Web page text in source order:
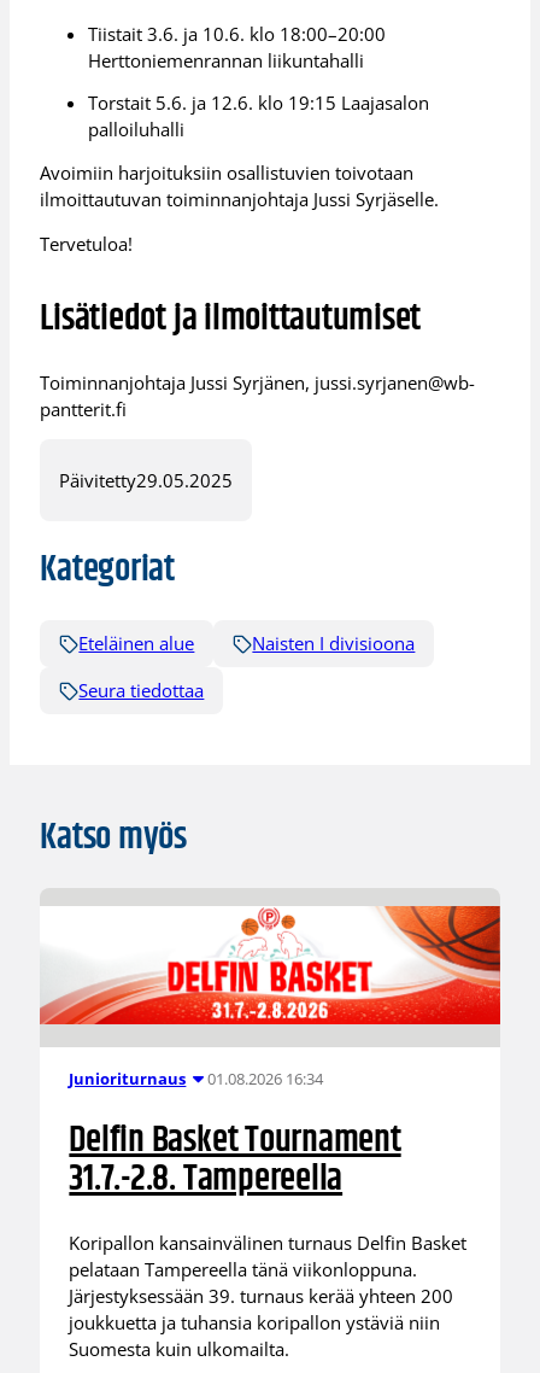
Tiistait 3.6. ja 10.6. klo 18:00–20:00
Herttoniemenrannan liikuntahalli
Torstait 5.6. ja 12.6. klo 19:15 Laajasalon
palloiluhalli
Avoimiin harjoituksiin osallistuvien toivotaan
ilmoittautuvan toiminnanjohtaja Jussi Syrjäselle.
Tervetuloa!
Lisätiedot ja ilmoittautumiset
Toiminnanjohtaja Jussi Syrjänen, jussi.syrjanen@wb-
pantterit.fi
Päivitetty29.05.2025
Kategoriat
Eteläinen alue
Naisten I divisioona
Seura tiedottaa
Katso myös
Junioriturnaus 01.08.2026 16:34
Delfin Basket Tournament
31.7.-2.8. Tampereella
Koripallon kansainvälinen turnaus Delfin Basket
pelataan Tampereella tänä viikonloppuna.
Järjestyksessään 39. turnaus kerää yhteen 200
joukkuetta ja tuhansia koripallon ystäviä niin
Suomesta kuin ulkomailta.